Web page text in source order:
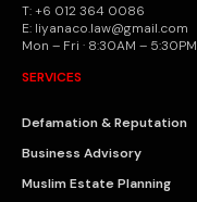
T: +6 012 364 0086
E: liyanaco.law@gmail.com
Mon – Fri · 8:30AM – 5:30PM
SERVICES
Defamation & Reputation
Business Advisory
Muslim Estate Planning